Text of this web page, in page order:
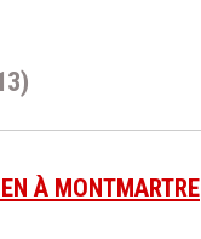
À MONTMARTRE